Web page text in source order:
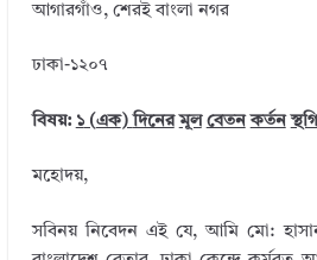
আগারগাঁও, শেরই বাংলা নগর
ঢাকা-১২০৭
বিষয়: ১(এক)দিনের মূল বেতন কর্তন
মহোদয়,
সবিনয় নিবেদন এই যে, আমি মো: